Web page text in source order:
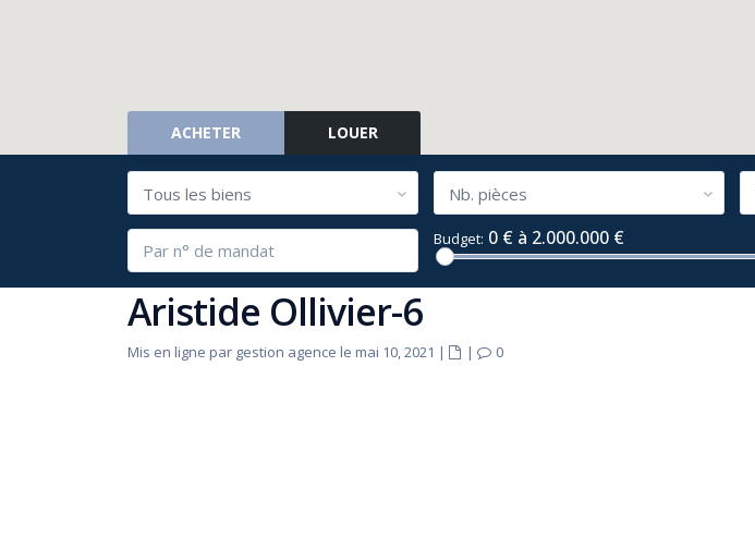
ACHETER LOUER
Tous les biens Nb. pièces
Budget: 0 € à 2.000.000 €
Aristide Ollivier-6
Mis en ligne par gestion agence le mai 10, 2021 | | 0